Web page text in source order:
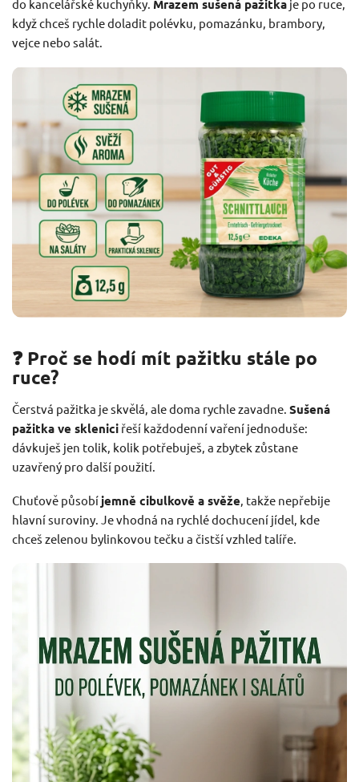
do kancelářské kuchyňky. Mrazem sušená pažitka je po ruce,
když chceš rychle doladit polévku, pomazánku, brambory,
vejce nebo salát.
❓ Proč se hodí mít pažitku stále po
ruce?
Čerstvá pažitka je skvělá, ale doma rychle zavadne. Sušená
pažitka ve sklenici řeší každodenní vaření jednoduše:
dávkuješ jen tolik, kolik potřebuješ, a zbytek zůstane
uzavřený pro další použití.
Chuťově působíjemně cibulkově a svěže , takže nepřebije
hlavní suroviny. Je vhodná na rychlé dochucení jídel, kde
chceš zelenou bylinkovou tečku a čistší vzhled talíře.